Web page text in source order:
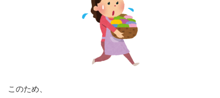
このため、